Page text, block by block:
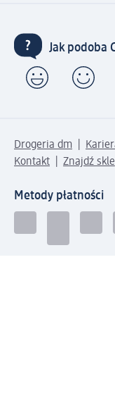
Jak podoba
Drogeria dm
Kontakt
Znajdź
Metody płatności